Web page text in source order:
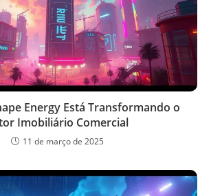
Energy Está Transformando o
Imobiliário Comercial
11 de março de 2025